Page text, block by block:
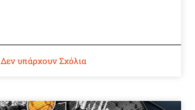
Δεν υπάρχουν Σχόλια